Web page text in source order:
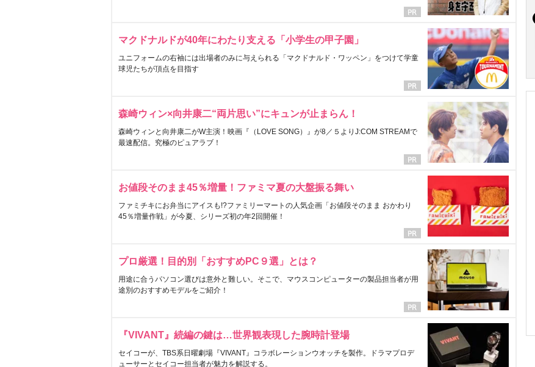
マクドナルドが40年にわたり支える「小学生の甲子園」
ユニフォームの右袖には出場者のみに与えられる「マクドナルド・ワッペン」をつけて学童
球児たちが頂点を目指す
森崎ウィン×向井康二“両片思い”にキュンが止まらん！
森崎ウィンと向井康二がW主演！映画『（LOVE SONG）』が8／５よりJ:COM STREAMで
最速配信。究極のピュアラブ！
お値段そのまま45％増量！ファミマ夏の大盤振る舞い
ファミチキにお弁当にアイスも!?ファミリーマートの人気企画「お値段そのまま おかわり
45％増量作戦」が今夏、シリーズ初の年2回開催！
プロ厳選！目的別「おすすめPC９選」とは？
用途に合うパソコン選びは意外と難しい。そこで、マウスコンピューターの製品担当者が用
途別のおすすめモデルをご紹介！
『VIVANT』続編の鍵は…世界観表現した腕時計登場
セイコーが、TBS系日曜劇場『VIVANT』コラボレーションウオッチを製作。ドラマプロデ
ューサーとセイコー担当者が魅力を解説する。